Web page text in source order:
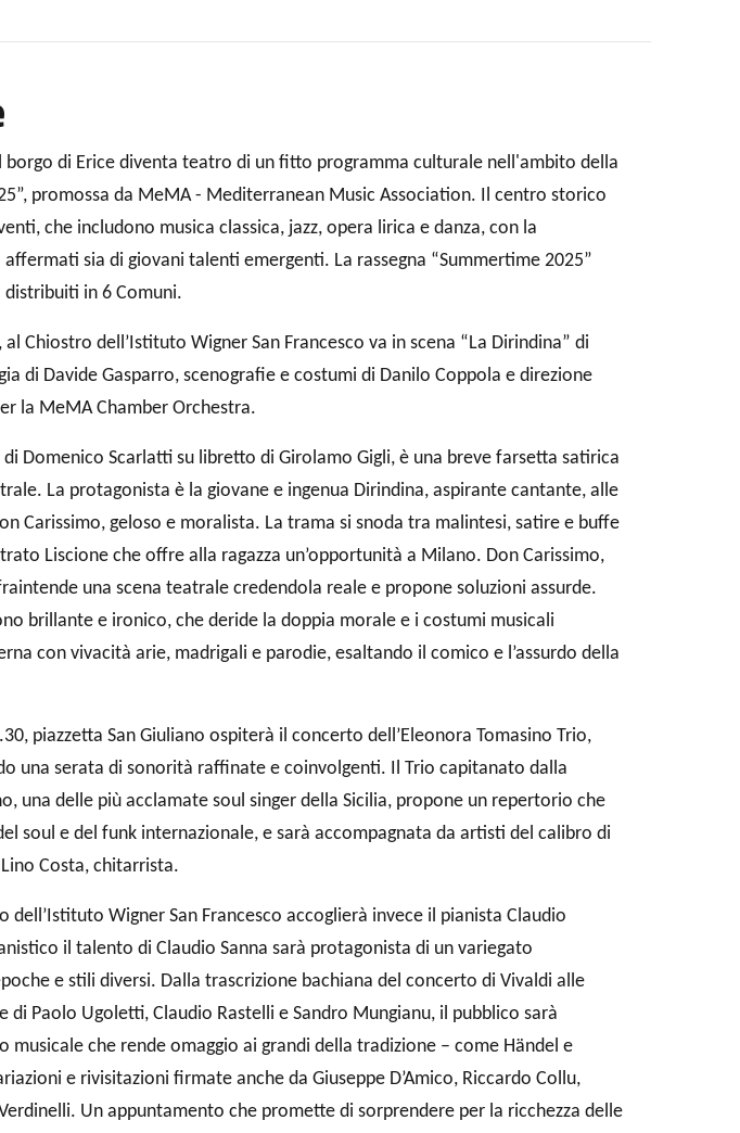
di Erice diventa teatro di un fitto programma culturale nell'ambito della
promossa da MeMA - Mediterranean Music Association. Il centro storico
che includono musica classica, jazz, opera lirica e danza, con la
sia di giovani talenti emergenti. La rassegna “Summertime 2025”
in 6 Comuni.
Chiostro dell’Istituto Wigner San Francesco va in scena “La Dirindina” di
di Davide Gasparro, scenografie e costumi di Danilo Coppola e direzione
la MeMA Chamber Orchestra.
Domenico Scarlatti su libretto di Girolamo Gigli, è una breve farsetta satirica
La protagonista è la giovane e ingenua Dirindina, aspirante cantante, alle
Carissimo, geloso e moralista. La trama si snoda tra malintesi, satire e buffe
Liscione che offre alla ragazza un’opportunità a Milano. Don Carissimo,
una scena teatrale credendola reale e propone soluzioni assurde.
brillante e ironico, che deride la doppia morale e i costumi musicali
con vivacità arie, madrigali e parodie, esaltando il comico e l’assurdo della
piazzetta San Giuliano ospiterà il concerto dell’Eleonora Tomasino Trio,
una serata di sonorità raffinate e coinvolgenti. Il Trio capitanato dalla
una delle più acclamate soul singer della Sicilia, propone un repertorio che
soul e del funk internazionale, e sarà accompagnata da artisti del calibro di
Costa, chitarrista.
dell’Istituto Wigner San Francesco accoglierà invece il pianista Claudio
il talento di Claudio Sanna sarà protagonista di un variegato
e stili diversi. Dalla trascrizione bachiana del concerto di Vivaldi alle
di Paolo Ugoletti, Claudio Rastelli e Sandro Mungianu, il pubblico sarà
musicale che rende omaggio ai grandi della tradizione – come Händel e
e rivisitazioni firmate anche da Giuseppe D’Amico, Riccardo Collu,
Un appuntamento che promette di sorprendere per la ricchezza delle